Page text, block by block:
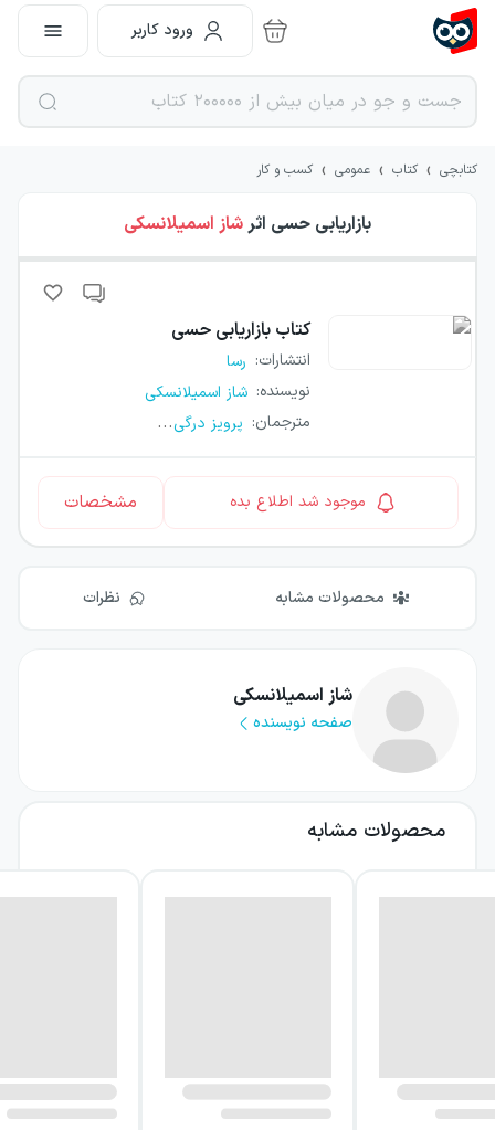
ورود کاربر
کتابچی › کتاب › عمومی › کسب و کار
بازاریابی حسی اثرشاز اسمیلانسکی
کتاب بازاریابی حسی
انتشارات: رسا
نویسنده: شاز اسمیلانسکی
مترجمان: پرویز درگی...
موجود شد اطلاع بده مشخصات
محصولات مشابه نظرات
شاز اسمیلانسکی
صفحه نویسنده
محصولات مشابه